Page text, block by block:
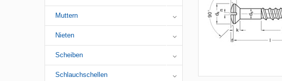
Muttern
Nieten
Scheiben
Schlauchschellen